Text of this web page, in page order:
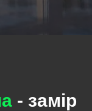
- замір